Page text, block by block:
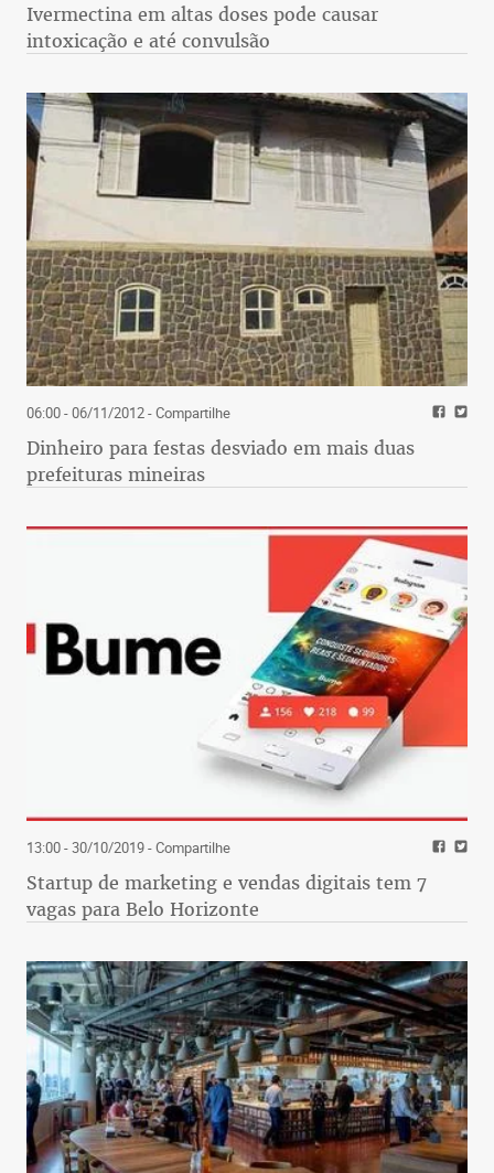
Ivermectina em altas doses pode causar
intoxicação e até convulsão
06:00 - 06/11/2012- Compartilhe
Dinheiro para festas desviado em mais duas
prefeituras mineiras
13:00 - 30/10/2019- Compartilhe
Startup de marketing e vendas digitais tem 7
vagas para Belo Horizonte